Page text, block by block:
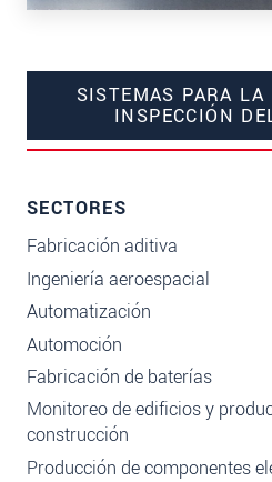
SISTEMAS PARA LA
INSPECCIÓN
SECTORES
Fabricación aditiva
Ingeniería aeroespacial
Automatización
Automoción
Fabricación de baterías
Monitoreo de edificios y
construcción
Producción de componentes